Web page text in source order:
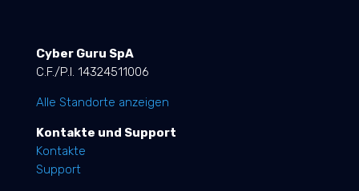
Cyber Guru SpA
C.F./P.I. 14324511006
Alle Standorte anzeigen
Kontakte und Support
Kontakte
Support